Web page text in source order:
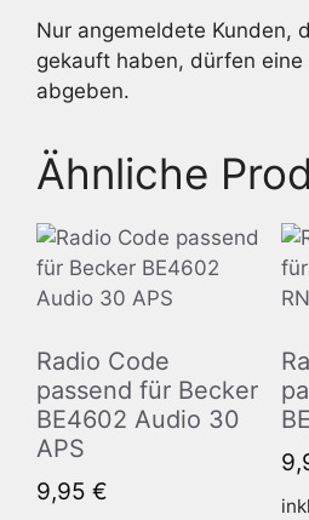
Nur angemeldete Kunden,
gekauft haben, dürfen eine
abgeben.
Ähnliche
Radio Code
passend für Becker
BE4602 Audio 30
APS
9,95 €